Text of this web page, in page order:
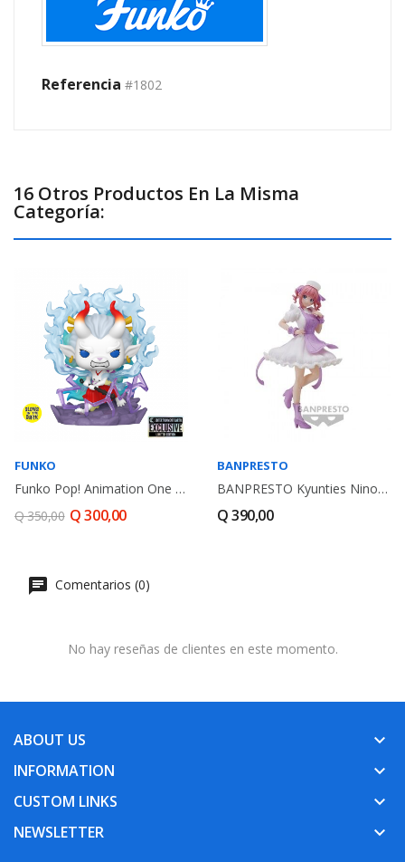
Referencia #1802
16 Otros Productos En La Misma
Categoría:
FUNKO
Funko Pop! Animation One Piece Yamato GITD...
Q 350,00 Q 300,00
BANPRESTO
BANPRESTO Kyunties Nino Nakano (Nurse Ver.) -...
Q 390,00
Comentarios (0)
No hay reseñas de clientes en este momento.
ABOUT US keyboard_arrow_down
INFORMATION keyboard_arrow_down
CUSTOM LINKS keyboard_arrow_down
NEWSLETTER keyboard_arrow_down